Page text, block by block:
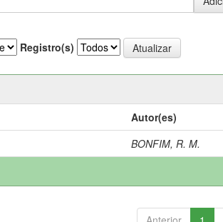
Registro(s)
Autor(es)
BONFIM, R. M.